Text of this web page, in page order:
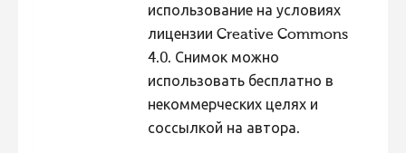
использование на условиях
лицензии Creative Commons
4.0. Снимок можно
использовать бесплатно в
некоммерческих целях и
соссылкой на автора.